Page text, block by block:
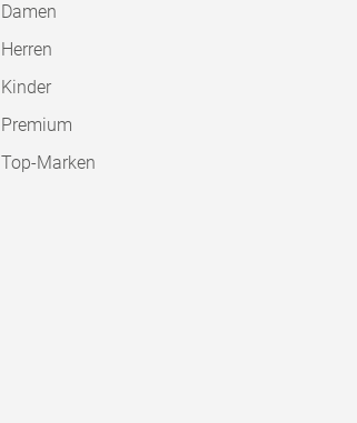
Damen
Herren
Kinder
Premium
Top-Marken